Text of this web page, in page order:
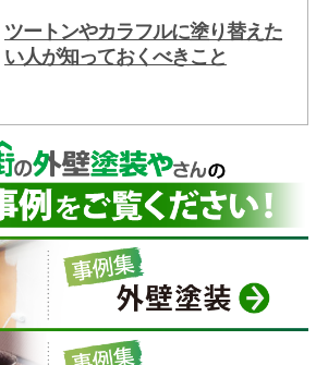
ツートンやカラフルに塗り替えた
い人が知っておくべきこと